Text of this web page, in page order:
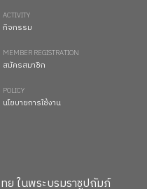
ACTIVITY
กิจกรรม
MEMBER REGISTRATION
สมัครสมาชิก
POLICY
นโยบายการใช้งาน
ย ในพระบรมราชูปถัมภ์